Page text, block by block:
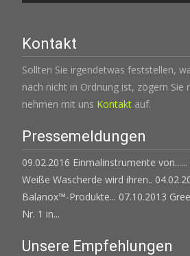
Kontakt
Sollten Sie irgendetwas feststellen,
nach nicht in Ordnung ist, zögern Sie
nehmen mit uns Kontakt auf.
Pressemeldungen
09.02.2016 Einmalinstrumente von......
Weiße Wascherde wird ihren..
Balanox™-Produkte... 07.10.2013
Nr. 1 in...
Unsere Empfehlungen